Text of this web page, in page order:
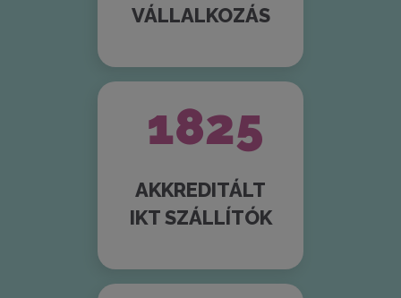
VÁLLALKOZÁS
2037
AKKREDITÁLT
IKT SZÁLLÍTÓK